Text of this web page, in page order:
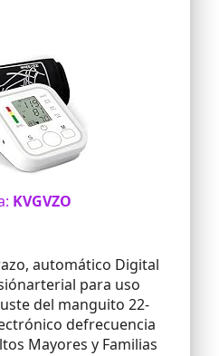
KVGVZO
automático Digital
para uso
del manguito 22-
defrecuencia
Mayores y Familias